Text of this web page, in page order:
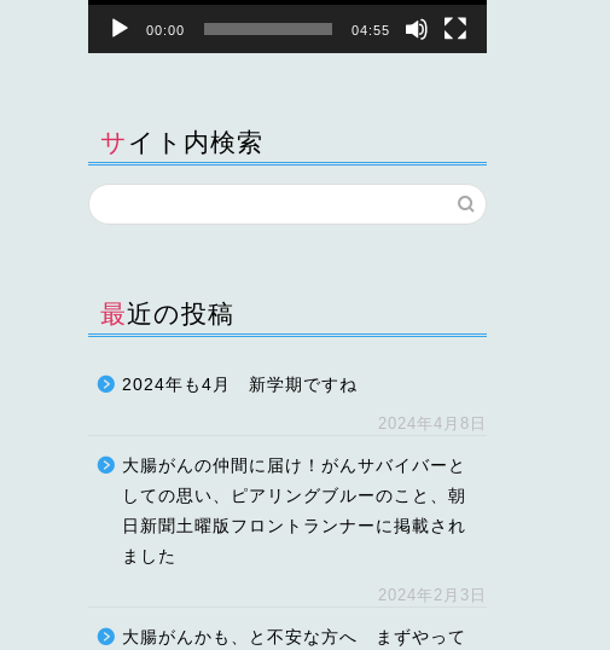
00:00 04:55
サイト内検索
最近の投稿
2024年も4月 新学期ですね
2024年4月8日
大腸がんの仲間に届け！がんサバイバーと
しての思い、ピアリングブルーのこと、朝
日新聞土曜版フロントランナーに掲載され
ました
2024年2月3日
大腸がんかも、と不安な方へ まずやって